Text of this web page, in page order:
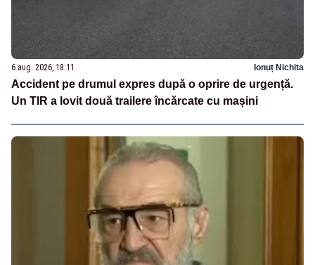
6 aug. 2026, 18:11 Ionuț Nichita
Accident pe drumul expres după o oprire de urgență.
Un TIR a lovit două trailere încărcate cu mașini